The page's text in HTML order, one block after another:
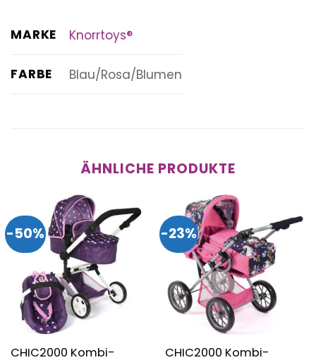
MARKE Knorrtoys®
FARBE Blau/Rosa/Blumen
ÄHNLICHE PRODUKTE
-50%
CHIC2000 Kombi-
-23%
CHIC2000 Kombi-